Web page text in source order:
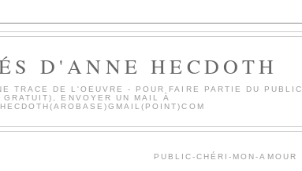
D'ANNE HECDOTH
TRACE DE L'OEUVRE - POUR FAIRE PARTIE DU PUBLIC
GRATUIT), ENVOYER UN MAIL À
PUBLIC-CHÉRI-MON-AMOUR